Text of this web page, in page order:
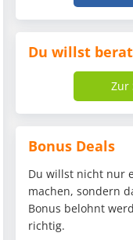
Du willst
Zur
Bonus Deals
Du willst nicht nur
machen, sondern
Bonus belohnt
richtig.